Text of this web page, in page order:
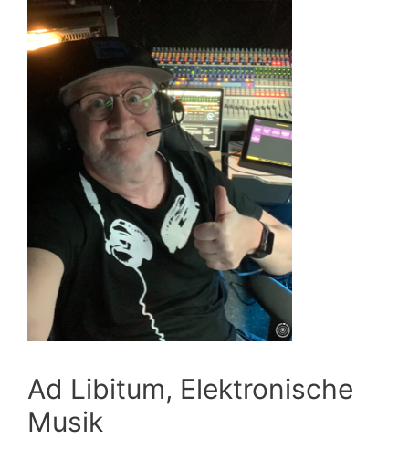
Ad Libitum, Elektronische
Musik